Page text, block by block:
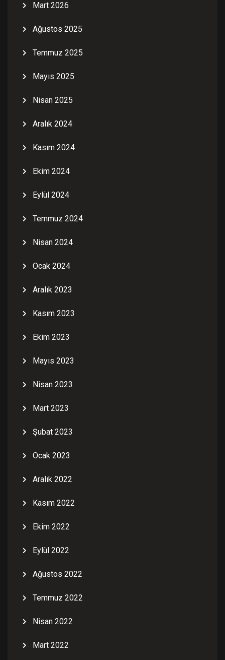
Mart 2026
Ağustos 2025
Temmuz 2025
Mayıs 2025
Nisan 2025
Aralık 2024
Kasım 2024
Ekim 2024
Eylül 2024
Temmuz 2024
Nisan 2024
Ocak 2024
Aralık 2023
Kasım 2023
Ekim 2023
Mayıs 2023
Nisan 2023
Mart 2023
Şubat 2023
Ocak 2023
Aralık 2022
Kasım 2022
Ekim 2022
Eylül 2022
Ağustos 2022
Temmuz 2022
Nisan 2022
Mart 2022